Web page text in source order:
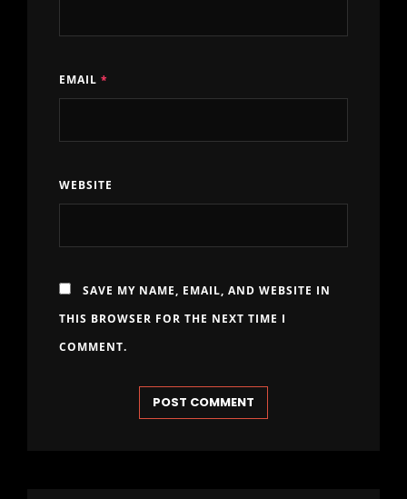
EMAIL *
WEBSITE
SAVE MY NAME, EMAIL, AND WEBSITE IN
THIS BROWSER FOR THE NEXT TIME I
COMMENT.